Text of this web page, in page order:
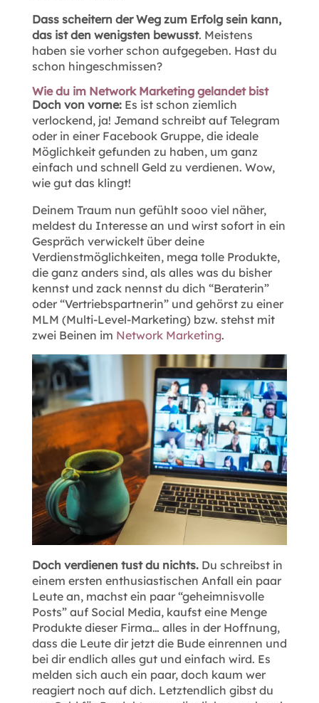
Dass scheitern der Weg zum Erfolg sein kann,
das ist den wenigsten bewusst. Meistens
haben sie vorher schon aufgegeben. Hast du
schon hingeschmissen?
Wie du im Network Marketing gelandet bist
Doch von vorne:Es ist schon ziemlich
verlockend, ja! Jemand schreibt auf Telegram
oder in einer Facebook Gruppe, die ideale
Möglichkeit gefunden zu haben, um ganz
einfach und schnell Geld zu verdienen. Wow,
wie gut das klingt!
Deinem Traum nun gefühlt sooo viel näher,
meldest du Interesse an und wirst sofort in ein
Gespräch verwickelt über deine
Verdienstmöglichkeiten, mega tolle Produkte,
die ganz anders sind, als alles was du bisher
kennst und zack nennst du dich “Beraterin”
oder “Vertriebspartnerin” und gehörst zu einer
MLM (Multi-Level-Marketing) bzw. stehst mit
zwei Beinen im Network Marketing.
Doch verdienen tust du nichts.Du schreibst in
einem ersten enthusiastischen Anfall ein paar
Leute an, machst ein paar “geheimnisvolle
Posts” auf Social Media, kaufst eine Menge
Produkte dieser Firma… alles in der Hoffnung,
dass die Leute dir jetzt die Bude einrennen und
bei dir endlich alles gut und einfach wird. Es
melden sich auch ein paar, doch kaum wer
reagiert noch auf dich. Letztendlich gibst du